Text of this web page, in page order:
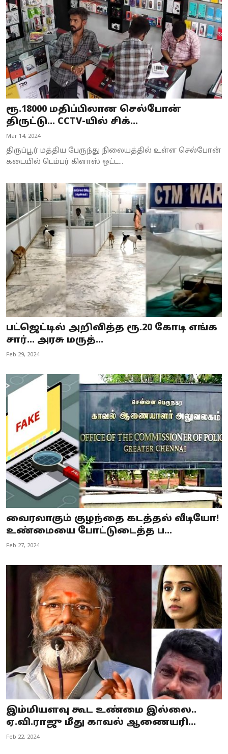
ரூ.18000 மதிப்பிலான செல்போன்
திருட்டு... CCTV-யில் சிக்...
Mar 14, 2024
திருப்பூர் மத்திய பேருந்து நிலையத்தில் உள்ள செல்போன்
கடையில் டெம்பர் கிளாஸ் ஒட்ட...
பட்ஜெட்டில் அறிவித்த ரூ.20 கோடி எங்க
சார்... அரசு மருத்...
Feb 29, 2024
வைரலாகும் குழந்தை கடத்தல் வீடியோ!
உண்மையை போட்டுடைத்த ப...
Feb 27, 2024
இம்மியளவு கூட உண்மை இல்லை..
ஏ.வி.ராஜு மீது காவல் ஆணையரி...
Feb 22, 2024